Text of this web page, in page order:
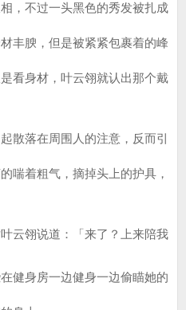
不过一头黑色的秀发被扎成
丰腴，但是被紧紧包裹着的峰
看身材，叶云翎就认出那个戴
落在周围人的注意，反而引
喘着粗气，摘掉头上的护具，
翎说道：「来了？上来陪我
身房一边健身一边偷瞄她的